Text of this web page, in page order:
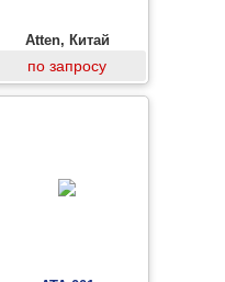
Atten, Китай
по запросу